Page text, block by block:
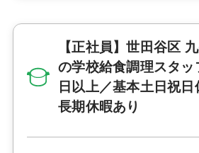
【正社員】世田谷区
の学校給食調理スタ
日以上／基本土日祝日
長期休暇あり